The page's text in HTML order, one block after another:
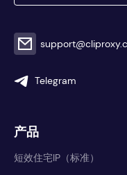
Telegram
产品
短效住宅IP（标准）